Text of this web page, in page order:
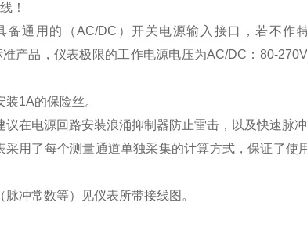
！
备通用的（AC/DC ）开关电源输入接口，若不作
准产品，仪表极限的工作电源电压为AC/DC ： 80-270V
装1A的保险丝。
在电源回路安装浪涌抑制器防止雷击，以及快速脉冲
用了每个测量通道单独采集的计算方式，保证了使
冲常数等）见仪表所带接线图。